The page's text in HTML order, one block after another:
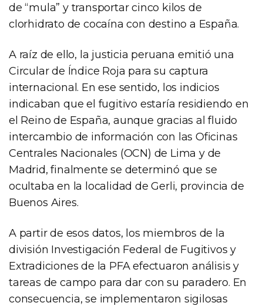
de “mula” y transportar cinco kilos de
clorhidrato de cocaína con destino a España.
A raíz de ello, la justicia peruana emitió una
Circular de Índice Roja para su captura
internacional. En ese sentido, los indicios
indicaban que el fugitivo estaría residiendo en
el Reino de España, aunque gracias al fluido
intercambio de información con las Oficinas
Centrales Nacionales (OCN) de Lima y de
Madrid, finalmente se determinó que se
ocultaba en la localidad de Gerli, provincia de
Buenos Aires.
A partir de esos datos, los miembros de la
división Investigación Federal de Fugitivos y
Extradiciones de la PFA efectuaron análisis y
tareas de campo para dar con su paradero. En
consecuencia, se implementaron sigilosas